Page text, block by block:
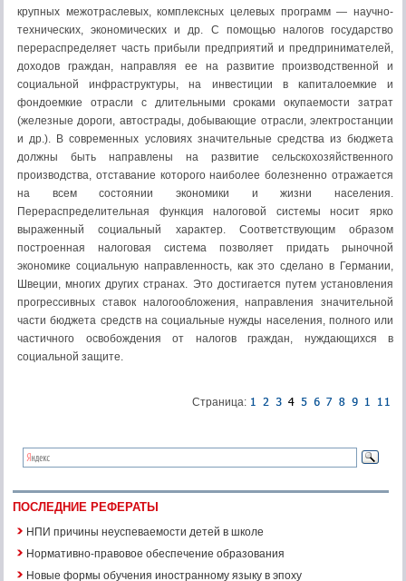
крупных межотраслевых, комплексных целевых программ — наyчно-
технических, экономических и др. С помощью налогов госу­дарство
перераспределяет часть прибыли предприятий и предпринимателей,
до­ходов граждан, направляя ее на развитие производственной и
социальной инфраструктуры, на инвестиции в капиталоемкие и
фондоемкие отрасли с дли­тельными сроками окупаемости затрат
(железные дороги, автострады, добывающие отрасли, электростанции
и др.). В современных условиях значи­тельные средства из бюджета
должны быть направлены на развитие сельскохо­зяйственного
производства, отставание которого наиболее болезненно отра­жается
на всем состоянии экономики и жизни населения.
Перераспределительная функция налоговой системы носит ярко
выраженный социальный характер. Соответствующим образом
построенная налоговая си­стема позволяет придать рыночной
экономике социальную направленность, как это сделано в Германии,
Швеции, многих других странах. Это достигается путем установления
прогрессивных ставок налогообложения, направления значительной
части бюджета средств на социальные нужды населения, полного или
частичного освобождения от налогов граждан, нуждающихся в
социальной защите.
Страница:
ПОСЛЕДНИЕ РЕФЕРАТЫ
НПИ причины неуспеваемости детей в школе
Нормативно-правовое обеспечение образования
Новые формы обучения иностранному языку в эпоху